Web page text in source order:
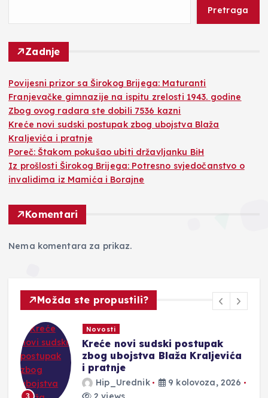
Pretraga
Zadnje
Povijesni prizor sa Širokog Brijega: Maturanti
Franjevačke gimnazije na ispitu zrelosti 1943. godine
Zbog ovog radara ste dobili 7536 kazni
Kreće novi sudski postupak zbog ubojstva Blaža
Kraljevića i pratnje
Poreč: Štakom pokušao ubiti državljanku BiH
Iz prošlosti Širokog Brijega: Potresno svjedočanstvo o
invalidima iz Mamića i Borajne
Komentari
Nema komentara za prikaz.
Možda ste propustili?
3
Novosti
Kreće novi sudski postupak
zbog ubojstva Blaža Kraljevića
i pratnje
Hip_Urednik
9 kolovoza, 2026